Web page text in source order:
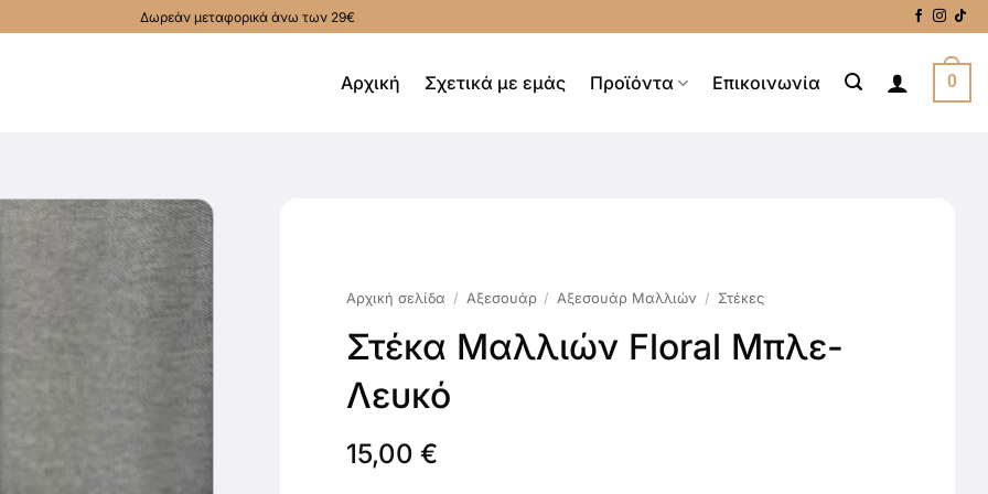
Δωρεάν μεταφορικά άνω των 29€
Αρχική Σχετικά με εμάς Προϊόντα Επικοινωνία 0
Αρχική σελίδα / Αξεσουάρ / Αξεσουάρ Μαλλιών / Στέκες
Στέκα Μαλλιών Floral Μπλε-
Λευκό
15,00 €